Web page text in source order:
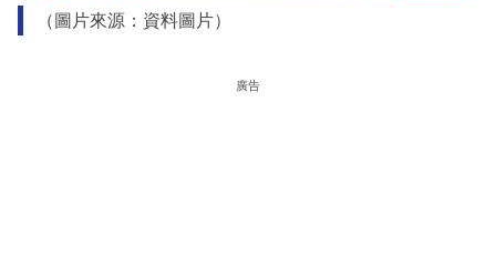
（圖片來源：資料圖片）
廣告